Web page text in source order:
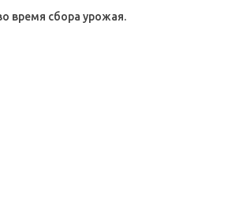
время сбора урожая.